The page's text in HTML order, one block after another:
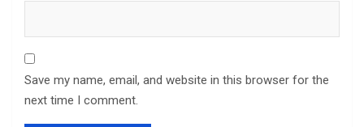
Save my name, email, and website in this browser for the
next time I comment.